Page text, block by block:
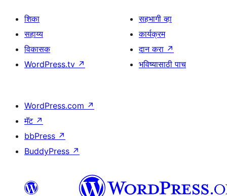
शिका
सहाय्य
विकासक
WordPress.tv ↗
सहभागी व्हा
कार्यक्रम
दान करा ↗
भविष्यासाठी पाच
WordPress.com ↗
मॅट ↗
bbPress ↗
BuddyPress ↗